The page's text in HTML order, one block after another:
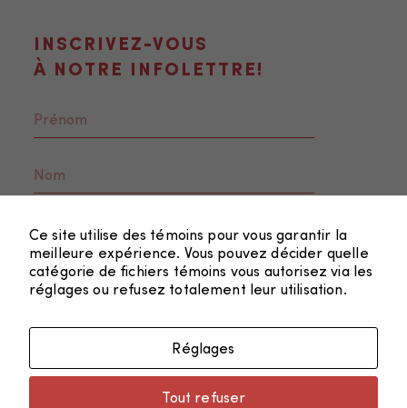
INSCRIVEZ-VOUS
À NOTRE INFOLETTRE!
FAIRE UN DON
Ce site utilise des témoins pour vous garantir la
meilleure expérience. Vous pouvez décider quelle
catégorie de fichiers témoins vous autorisez via les
réglages ou refusez totalement leur utilisation.
Réglages
Tout refuser
témoins ne
sont pas
facultatifs. Ils
fonctionnement
du site Web.